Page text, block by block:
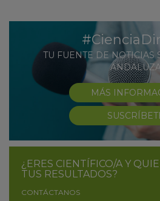
TU FUENTE DE NOTICIAS
MÁS
¿ERES CIENTÍFICO/A Y
TUS RESULTADOS?
CONTÁCTANOS